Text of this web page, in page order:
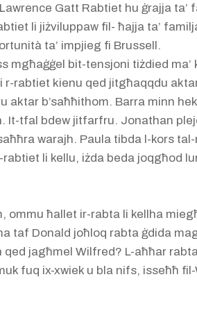
Gatt Rabtiet hu ġrajja ta’
li jiżviluppaw fil- ħajja ta’
ta’ impjieg fi Brussell.
mgħaġġel bit-tensjoni tiżdied ma’
r-rabtiet kienu qed jitgħaqqdu
aktar b’saħħithom. Barra minn
It-tfal bdew jitfarfru. Jonathan
warajh. Paula tibda l-kors
rabtiet li kellu, iżda beda joqgħod
ommu ħallet ir-rabta li kellha
taf Donald joħloq rabta ġdida
jagħmel Wilfred? L-aħħar
fuq ix-xwiek u bla nifs, isseħħ